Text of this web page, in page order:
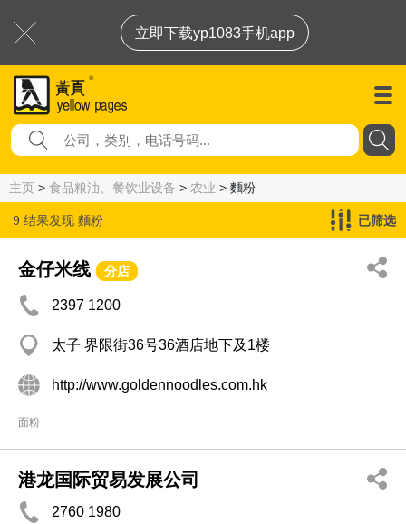
立即下载yp1083手机app
主页 > 食品粮油、餐饮业设备 > 农业 > 麵粉
9 结果发现 麵粉 已筛选
金仔米线 分店
2397 1200
太子 界限街36号36酒店地下及1楼
http://www.goldennoodles.com.hk
面粉
港龙国际贸易发展公司
2760 1980